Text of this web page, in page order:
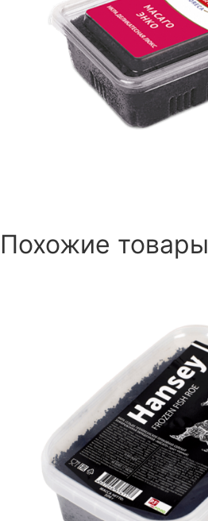
Похожие товары